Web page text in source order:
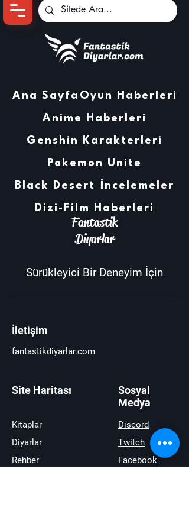
Ana Sayfa Oyun Haberleri
Anime Haberleri
Genshin Karakterleri
Pokemon Unite
Black Desert İncelemeler
Dizi-Film Haberleri
Fantastik
Diyarlar
Sürükleyici Bir Deneyim İçin
İletişim
fantastikdiyarlar.com
Site Haritası
Sosyal
Medya
Kitaplar
Diyarlar
Rehber
Discord
Twitch
Facebook